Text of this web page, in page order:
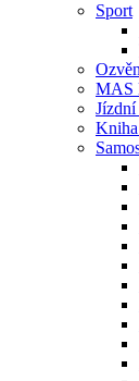
Sport
MAS
Jízdní